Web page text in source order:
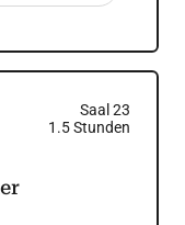
Saal 23
1.5Stunden